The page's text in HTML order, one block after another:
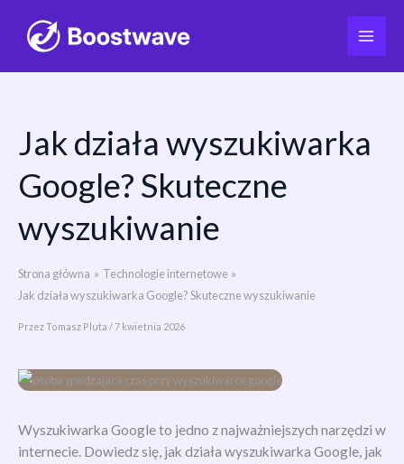
Przejdź
treści
Jak działa wyszukiwarka
Google? Skuteczne
wyszukiwanie
Strona główna
Technologie internetowe
Jak działa wyszukiwarka Google? Skuteczne wyszukiwanie
PrzezTomasz Pluta /7 kwietnia 2026
Wyszukiwarka Google to jedno z najważniejszych narzędzi w
internecie. Dowiedz się, jak działa wyszukiwarka Google, jak